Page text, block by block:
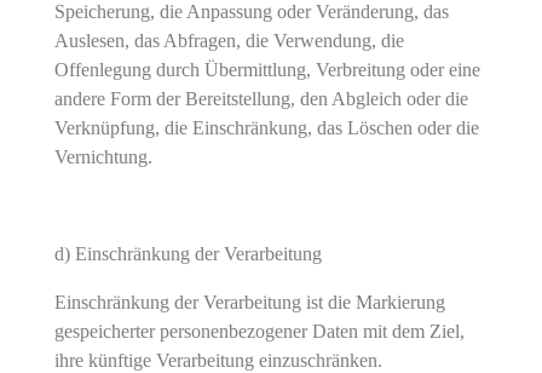
Speicherung, die Anpassung oder Veränderung, das
Auslesen, das Abfragen, die Verwendung, die
Offenlegung durch Übermittlung, Verbreitung oder eine
andere Form der Bereitstellung, den Abgleich oder die
Verknüpfung, die Einschränkung, das Löschen oder die
Vernichtung.
d) Einschränkung der Verarbeitung
Einschränkung der Verarbeitung ist die Markierung
gespeicherter personenbezogener Daten mit dem Ziel,
ihre künftige Verarbeitung einzuschränken.